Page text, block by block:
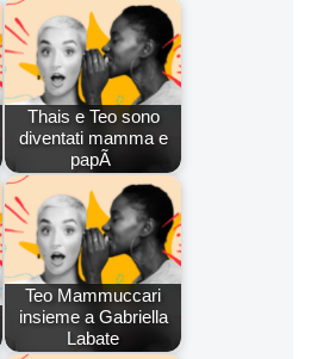
Thais e Teo sono
diventati mamma e
papÃ
Teo Mammuccari
insieme a Gabriella
Labate